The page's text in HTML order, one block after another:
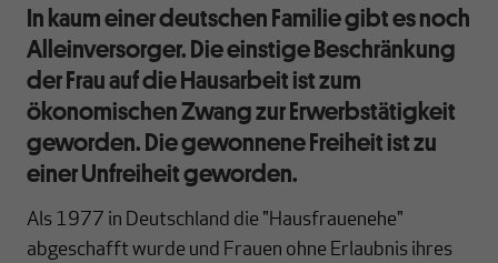
In kaum einer deutschen Familie gibt es noch
Alleinversorger. Die einstige Beschränkung
der Frau auf die Hausarbeit ist zum
ökonomischen Zwang zur Erwerbstätigkeit
geworden. Die gewonnene Freiheit ist zu
einer Unfreiheit geworden.
Als 1977 in Deutschland die "Hausfrauenehe"
abgeschafft wurde und Frauen ohne Erlaubnis ihres